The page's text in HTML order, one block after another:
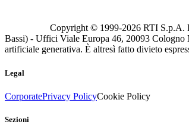
Copyright © 1999-2026 RTI S.p.A.
Bassi) - Uffici Viale Europa 46, 20093 Cologno
artificiale generativa. È altresì fatto divieto
Legal
CorporatePrivacy PolicyCookie Policy
Sezioni